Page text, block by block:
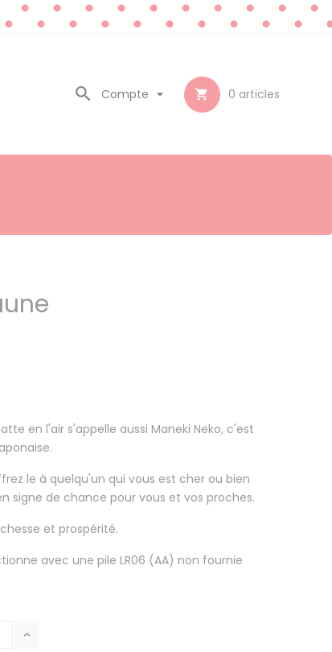
 0 articles
Compte 

en l'air s'appelle aussi Maneki Neko, c'est
le à quelqu'un qui vous est cher ou bien
signe de chance pour vous et vos proches.
et prospérité.
avec une pile LR06 (AA) non fournie